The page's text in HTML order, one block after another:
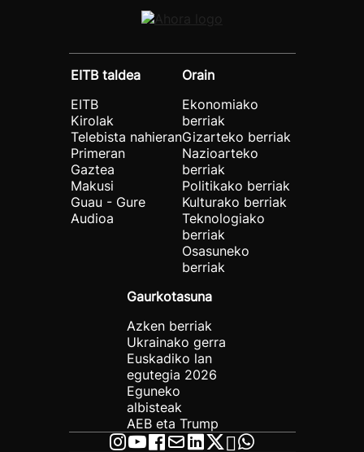
EITB taldea
EITB
Kirolak
Telebista nahieran
Primeran
Gaztea
Makusi
Guau - Gure
Audioa
Orain
Ekonomiako
berriak
Gizarteko berriak
Nazioarteko
berriak
Politikako berriak
Kulturako berriak
Teknologiako
berriak
Osasuneko
berriak
Gaurkotasuna
Azken berriak
Ukrainako gerra
Euskadiko lan
egutegia 2026
Eguneko
albisteak
AEB eta Trump